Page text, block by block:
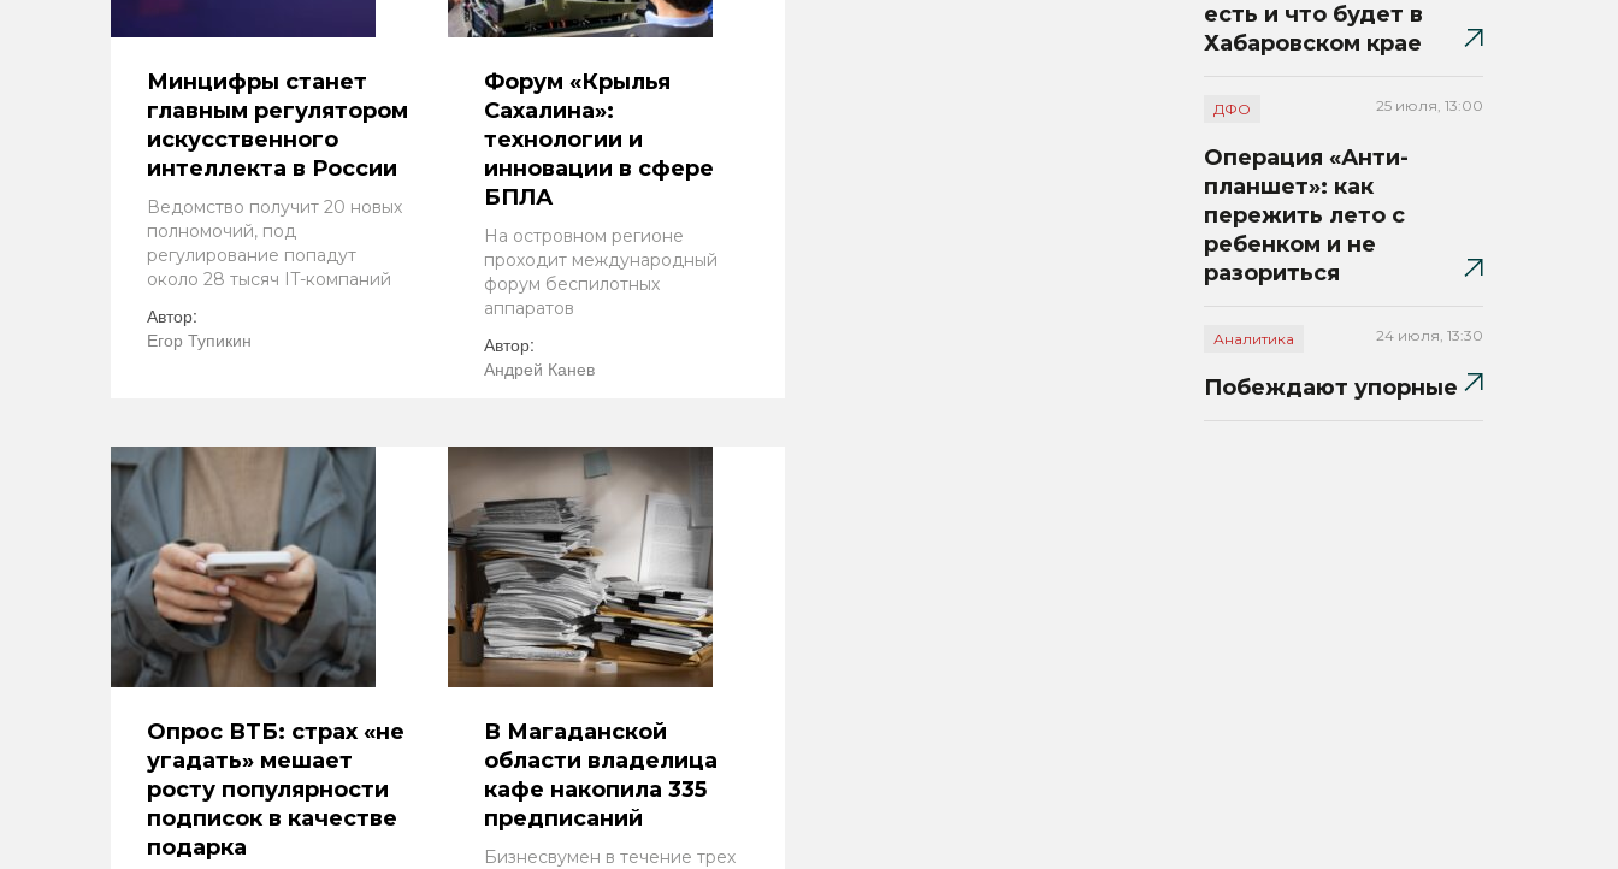
Минцифры станет
главным регулятором
искусственного
интеллекта в России
Ведомство получит 20 новых
полномочий, под
регулирование попадут
около 28 тысяч IT-компаний
Автор:
Егор Тупикин
Форум «Крылья
Сахалина»:
технологии и
инновации в сфере
БПЛА
На островном регионе
проходит международный
форум беспилотных
аппаратов
Автор:
Андрей Канев
Опрос ВТБ: страх «не
угадать» мешает
росту популярности
подписок в качестве
подарка
В Магаданской
области владелица
кафе накопила 335
предписаний
Бизнесвумен в течение трех
есть и что будет в
Хабаровском крае
ДФО 25 июля, 13:00
Операция «Анти-
планшет»: как
пережить лето с
ребенком и не
разориться
Аналитика 24 июля, 13:30
Побеждают упорные